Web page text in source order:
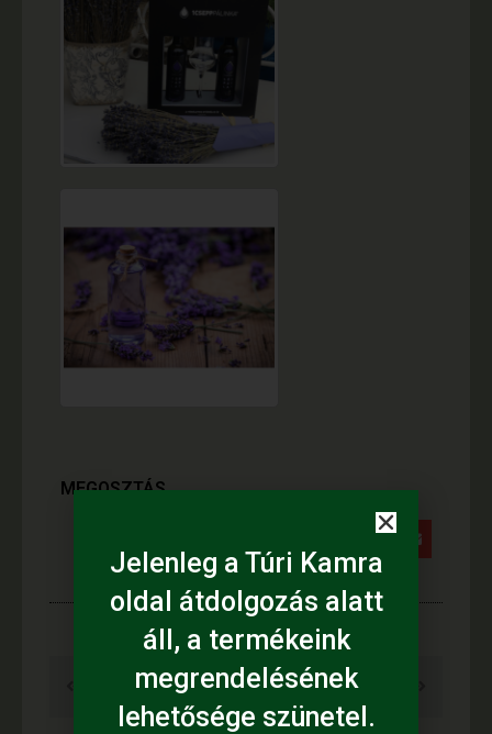
MEGOSZTÁS
ELŐZŐ KÖVETKEZŐ
Jelenleg a Túri Kamra
oldal átdolgozás alatt
áll, a termékeink
megrendelésének
lehetősége szünetel.